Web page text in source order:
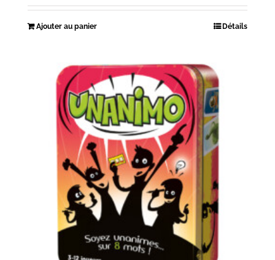
Ajouter au panier Détails